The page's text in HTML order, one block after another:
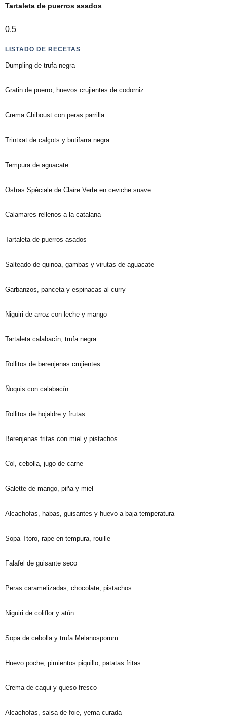
Tartaleta de puerros asados
LISTADO DE RECETAS
Dumpling de trufa negra
Gratin de puerro, huevos crujientes de codorniz
Crema Chiboust con peras parrilla
Trintxat de calçots y butifarra negra
Tempura de aguacate
Ostras Spéciale de Claire Verte en ceviche suave
Calamares rellenos a la catalana
Tartaleta de puerros asados
Salteado de quinoa, gambas y virutas de aguacate
Garbanzos, panceta y espinacas al curry
Niguiri de arroz con leche y mango
Tartaleta calabacín, trufa negra
Rollitos de berenjenas crujientes
Ñoquis con calabacín
Rollitos de hojaldre y frutas
Berenjenas fritas con miel y pistachos
Col, cebolla, jugo de carne
Galette de mango, piña y miel
Alcachofas, habas, guisantes y huevo a baja temperatura
Sopa Ttoro, rape en tempura, rouille
Falafel de guisante seco
Peras caramelizadas, chocolate, pistachos
Niguiri de coliflor y atún
Sopa de cebolla y trufa Melanosporum
Huevo poche, pimientos piquillo, patatas fritas
Crema de caqui y queso fresco
Alcachofas, salsa de foie, yema curada